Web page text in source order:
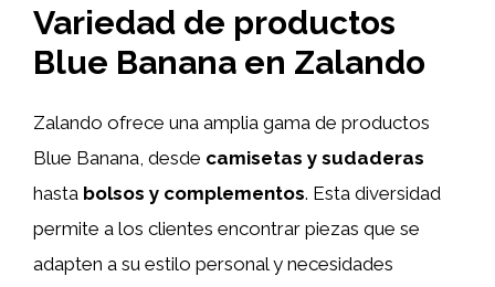
Variedad de productos
Blue Banana en Zalando
Zalando ofrece una amplia gama de productos
Blue Banana, desde camisetas y sudaderas
hasta bolsos y complementos. Esta diversidad
permite a los clientes encontrar piezas que se
adapten a su estilo personal y necesidades